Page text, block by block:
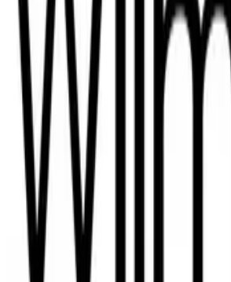
Kempegowda International Airport
Embassy Group
DLF Mall
Sheraton Grand Hotel
Hilton Hotel Convention Center
— Lido Mall, MG Road
Kia Motors India
Brigade Group
Hyatt
Kia Motors Showroom
Marriott Hotel